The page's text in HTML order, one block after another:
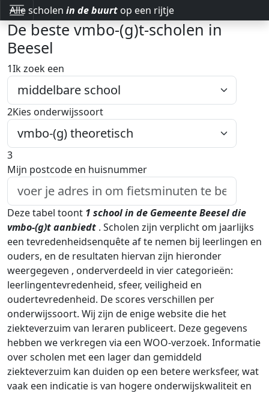
Alle scholen in de buurt op een rijtje
De beste vmbo-(g)t-scholen in
Beesel
1Ik zoek een
2Kies onderwijssoort
3
Mijn postcode en huisnummer
Deze tabel toont 1 school in de Gemeente Beeseldie
vmbo-(g)t aanbiedt . Scholen zijn verplicht om jaarlijks
een tevredenheidsenquête af te nemen bij leerlingen en
ouders, en de resultaten hiervan zijn hieronder
weergegeven , onderverdeeld in vier categorieën:
leerlingentevredenheid, sfeer, veiligheid en
oudertevredenheid. De scores verschillen per
onderwijssoort. Wij zijn de enige website die het
ziekteverzuim van leraren publiceert. Deze gegevens
hebben we verkregen via een WOO-verzoek. Informatie
over scholen met een lager dan gemiddeld
ziekteverzuim kan duiden op een betere werksfeer, wat
vaak een indicatie is van hogere onderwijskwaliteit en